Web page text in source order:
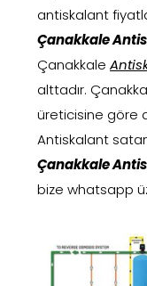
antiskalant
Çanakkale
Çanakkale
alttadır.
üreticisine göre
Antiskalant satan
Çanakkale
bize whatsapp